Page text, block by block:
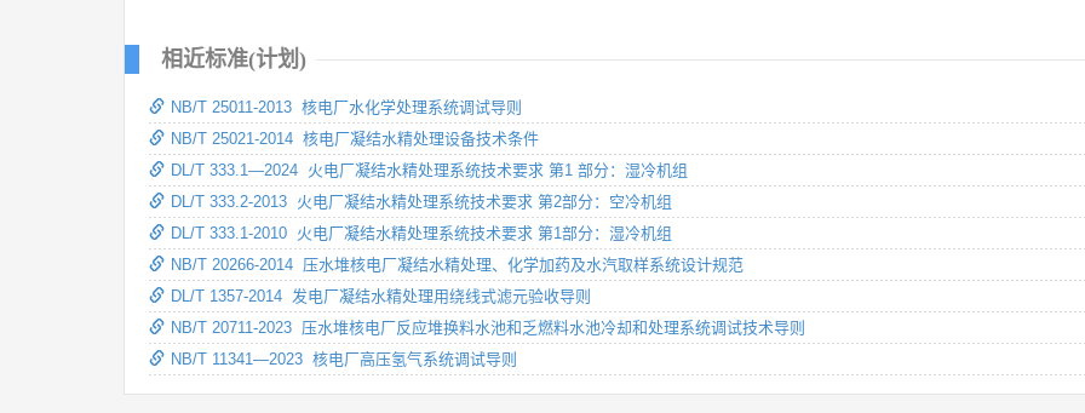
相近标准(计划)
NB/T 25011-2013 核电厂水化学处理系统调试导则
NB/T 25021-2014 核电厂凝结水精处理设备技术条件
DL/T 333.1—2024 火电厂凝结水精处理系统技术要求 第1 部分：湿冷机组
DL/T 333.2-2013 火电厂凝结水精处理系统技术要求 第2部分：空冷机组
DL/T 333.1-2010 火电厂凝结水精处理系统技术要求 第1部分：湿冷机组
NB/T 20266-2014 压水堆核电厂凝结水精处理、化学加药及水汽取样系统设计规范
DL/T 1357-2014 发电厂凝结水精处理用绕线式滤元验收导则
NB/T 20711-2023 压水堆核电厂反应堆换料水池和乏燃料水池冷却和处理系统调试技术导则
NB/T 11341—2023 核电厂高压氢气系统调试导则